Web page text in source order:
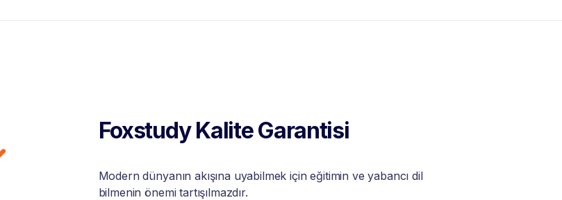
Foxstudy Kalite Garantisi
Modern dünyanın akışına uyabilmek için eğitimin ve yabancı dil
bilmenin önemi tartışılmazdır.